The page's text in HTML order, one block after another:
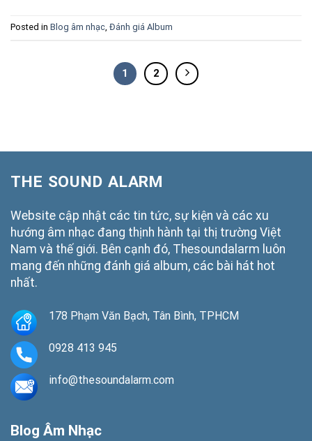
Posted in Blog âm nhạc Đánh giá Album
1 2
THE SOUND ALARM
Website cập nhật các tin tức, sự kiện và các xu
hướng âm nhạc đang thịnh hành tại thị trường Việt
Nam và thế giới. Bên cạnh đó, Thesoundalarm luôn
mang đến những đánh giá album, các bài hát hot
nhất.
178 Phạm Văn Bạch, Tân Bình, TPHCM
0928 413 945
info@thesoundalarm.com
Blog Âm Nhạc